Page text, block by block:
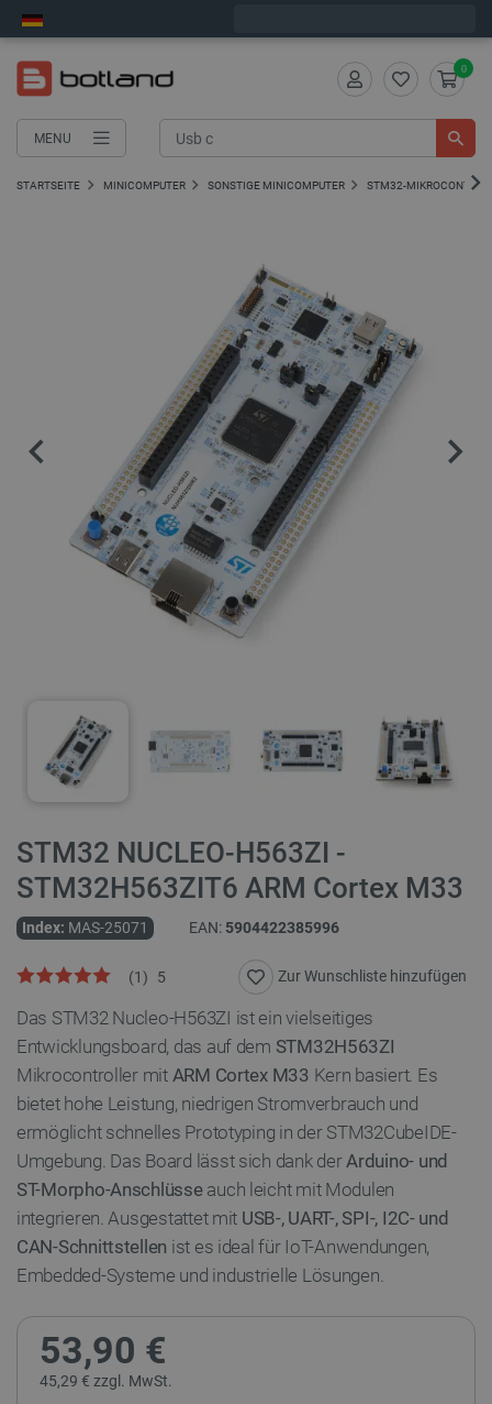
MENU
0
STARTSEITE MINICOMPUTER SONSTIGE MINICOMPUTER STM32-
STM32 NUCLEO-H563ZI -
STM32H563ZIT6 ARM Cortex M33
Index: MAS-25071 EAN: 5904422385996
5
(1) Zur Wunschliste hinzufügen
Das STM32 Nucleo-H563ZI ist ein vielseitiges
Entwicklungsboard, das auf dem STM32H563ZI
Mikrocontroller mit ARM Cortex M33 Kern basiert. Es
bietet hohe Leistung, niedrigen Stromverbrauch und
ermöglicht schnelles Prototyping in der STM32CubeIDE-
Umgebung. Das Board lässt sich dank derArduino- und
ST-Morpho-Anschlüsseauch leicht mit Modulen
integrieren. Ausgestattet mit USB-, UART-, SPI-, I2C- und
CAN-Schnittstellen ist es ideal für IoT-Anwendungen,
Embedded-Systeme und industrielle Lösungen.
53,90 €
45,29 € zzgl. MwSt.